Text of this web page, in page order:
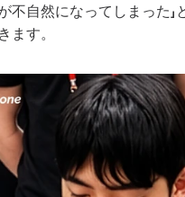
不自然になってしまった」
ます。